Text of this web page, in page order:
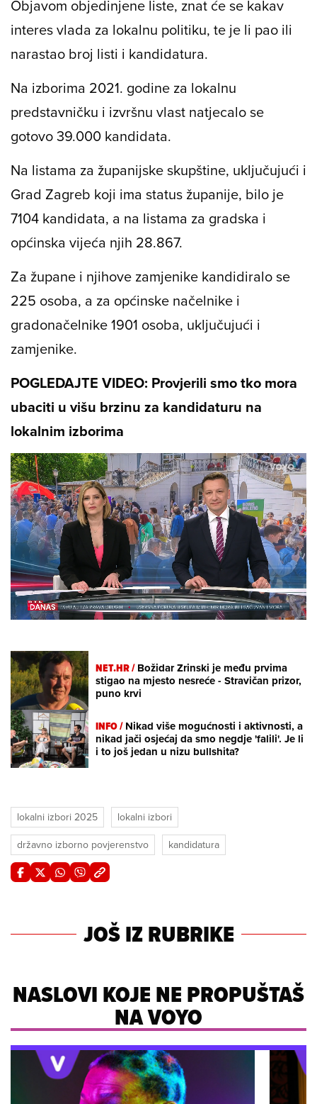
Objavom objedinjene liste, znat će se kakav
interes vlada za lokalnu politiku, te je li pao ili
narastao broj listi i kandidatura.
Na izborima 2021. godine za lokalnu
predstavničku i izvršnu vlast natjecalo se
gotovo 39.000 kandidata.
Na listama za županijske skupštine, uključujući i
Grad Zagreb koji ima status županije, bilo je
7104 kandidata, a na listama za gradska i
općinska vijeća njih 28.867.
Za župane i njihove zamjenike kandidiralo se
225 osoba, a za općinske načelnike i
gradonačelnike 1901 osoba, uključujući i
zamjenike.
POGLEDAJTE VIDEO: Provjerili smo tko mora
ubaciti u višu brzinu za kandidaturu na
lokalnim izborima
Unmute /
Loaded:
10.81%
NET.HR /Božidar Zrinski je među prvima
stigao na mjesto nesreće - Stravičan prizor,
puno krvi
INFO /Nikad više mogućnosti i aktivnosti, a
nikad jači osjećaj da smo negdje 'falili'. Je li
i to još jedan u nizu bullshita?
lokalni izbori 2025
lokalni izbori
državno izborno povjerenstvo
kandidatura
JOŠ IZ RUBRIKE
NASLOVI KOJE NE PROPUŠTAŠ
NA VOYO